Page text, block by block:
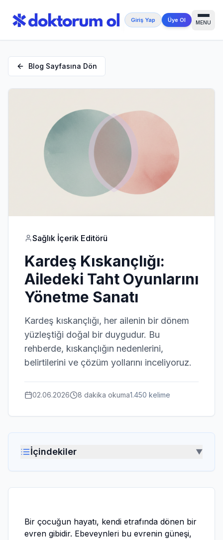
Giriş Yap Üye Ol MENU
Blog Sayfasına Dön
Sağlık İçerik Editörü
Kardeş Kıskançlığı:
Ailedeki Taht Oyunlarını
Yönetme Sanatı
Kardeş kıskançlığı, her ailenin bir dönem
yüzleştiği doğal bir duygudur. Bu
rehberde, kıskançlığın nedenlerini,
belirtilerini ve çözüm yollarını inceliyoruz.
02.06.2026 8 dakika okuma1.450 kelime
İçindekiler ▼
Bir çocuğun hayatı, kendi etrafında dönen bir
evren gibidir. Ebeveynleri bu evrenin güneşi,